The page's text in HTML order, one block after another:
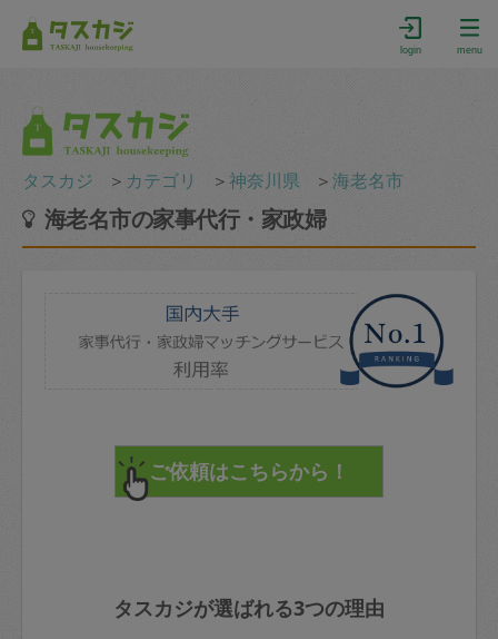
login menu
タスカジ ＞ カテゴリ ＞神奈川県 ＞海老名市
海老名市の家事代行・家政婦
タスカジが選ばれる3つの理由